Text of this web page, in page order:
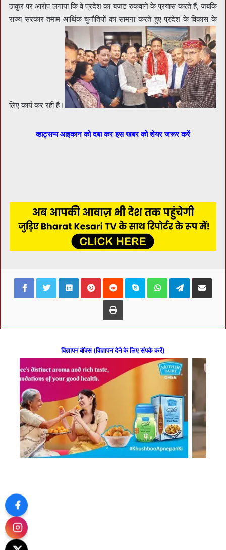
ठाकुर पर आरोप लगाया कि वे प्रदेश का बजट रुकवाने के प्रयास करते हैं, जबकि
राज्य सरकार तमाम आर्थिक चुनौतियों का सामना करते हुए प्रदेश के विकास के
लिए कार्य कर रही है।
व्हाट्सप्प आइकान को दबा कर इस खबर को शेयर जरूर करें
FacebookTwitterLinkedInPinterestReddit Skype WhatsAppTelegramShare via
Print
विज्ञापन बॉक्स (विज्ञापन देने के लिए संपर्क करें)